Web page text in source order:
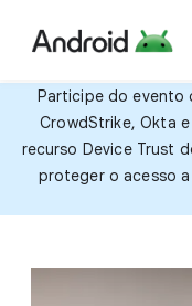
Participe do evento
CrowdStrike, Okta
recurso Device Trust
proteger o acesso